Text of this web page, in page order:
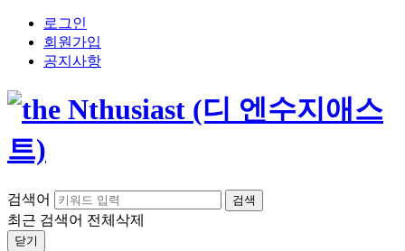
로그인
회원가입
공지사항
검색어 검색
최근 검색어 전체삭제
닫기